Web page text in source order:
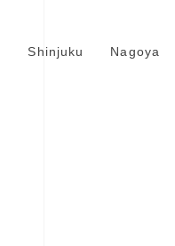
Shinjuku Nagoya